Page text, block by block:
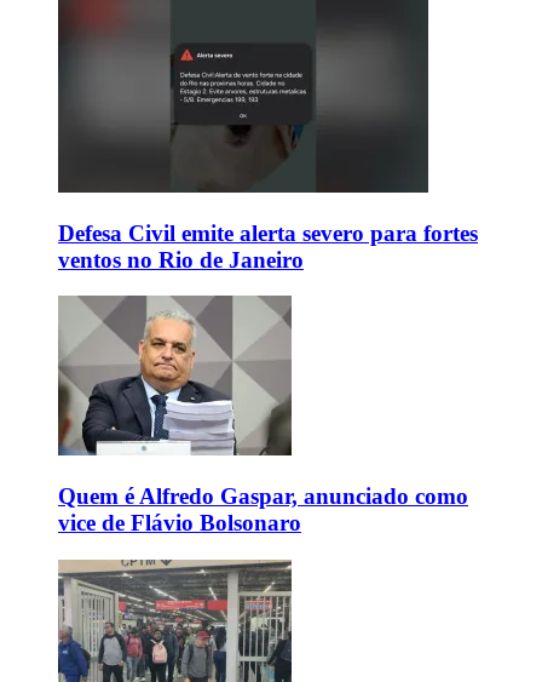
Defesa Civil emite alerta severo para fortes
ventos no Rio de Janeiro
Quem é Alfredo Gaspar, anunciado como
vice de Flávio Bolsonaro